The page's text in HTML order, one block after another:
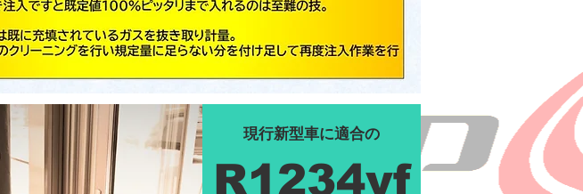
現行新型車に適合の
R1234yf